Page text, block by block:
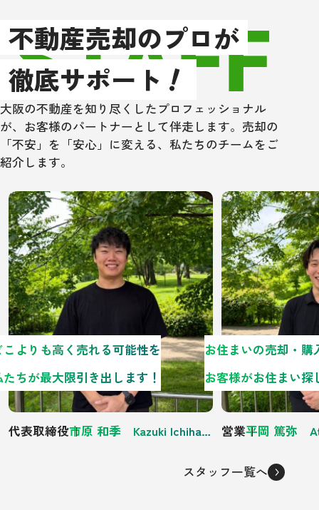
以上、もし大
辺で不動産売
住宅ローン取次
方は、是非一
ングさんにあた
い！
不動産売却のプロが
徹底サポート！
STAFF
大阪の不動産を知り尽くしたプロフェッショナル
が、お客様のパートナーとして伴走します。売却の
「不安」を「安心」に変える、私たちのチームをご
紹介します。
代表取締役 市原 和季 Kazuki Ichihara
こよりも高く売れる可能性を
たちが最大限引き出します！
営業平岡 篤弥
スタッフ一覧へ